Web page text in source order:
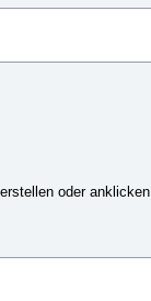
oder anklicken.